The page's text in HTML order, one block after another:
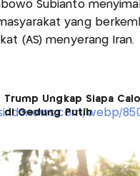
Subianto
yang
(AS) menyerang Iran.
Trump Ungkap Siapa
di Gedung Putih